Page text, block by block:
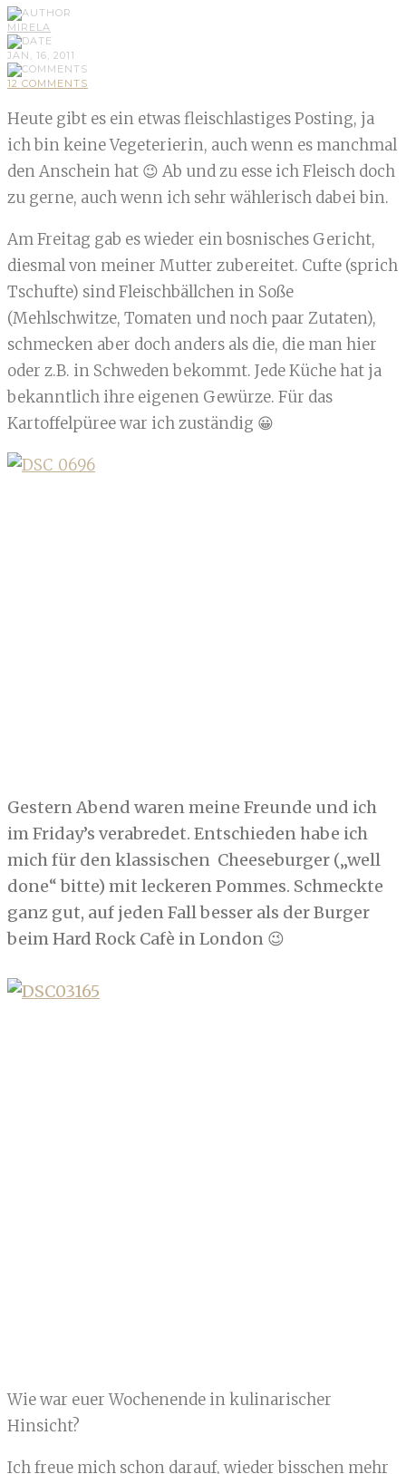
MIRELA
JAN, 16, 2011
12 COMMENTS
Heute gibt es ein etwas fleischlastiges Posting, ja
ich bin keine Vegeterierin, auch wenn es manchmal
den Anschein hat 😉 Ab und zu esse ich Fleisch doch
zu gerne, auch wenn ich sehr wählerisch dabei bin.
Am Freitag gab es wieder ein bosnisches Gericht,
diesmal von meiner Mutter zubereitet. Cufte (sprich
Tschufte) sind Fleischbällchen in Soße
(Mehlschwitze, Tomaten und noch paar Zutaten),
schmecken aber doch anders als die, die man hier
oder z.B. in Schweden bekommt. Jede Küche hat ja
bekanntlich ihre eigenen Gewürze. Für das
Kartoffelpüree war ich zuständig 😀
Gestern Abend waren meine Freunde und ich
im Friday’s verabredet. Entschieden habe ich
mich für den klassischen Cheeseburger („well
done“ bitte) mit leckeren Pommes. Schmeckte
ganz gut, auf jeden Fall besser als der Burger
beim Hard Rock Cafè in London 😉
Wie war euer Wochenende in kulinarischer
Hinsicht?
Ich freue mich schon darauf, wieder bisschen mehr